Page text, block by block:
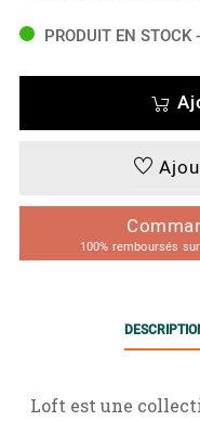
PRODUIT EN
100% remboursés
Loft est une